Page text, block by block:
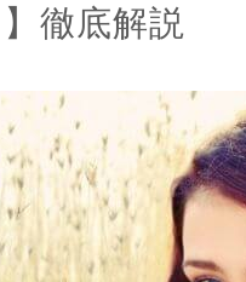
徹底解説